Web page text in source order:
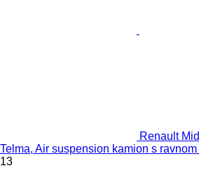
Renault
Telma, Air suspension kamion s
13